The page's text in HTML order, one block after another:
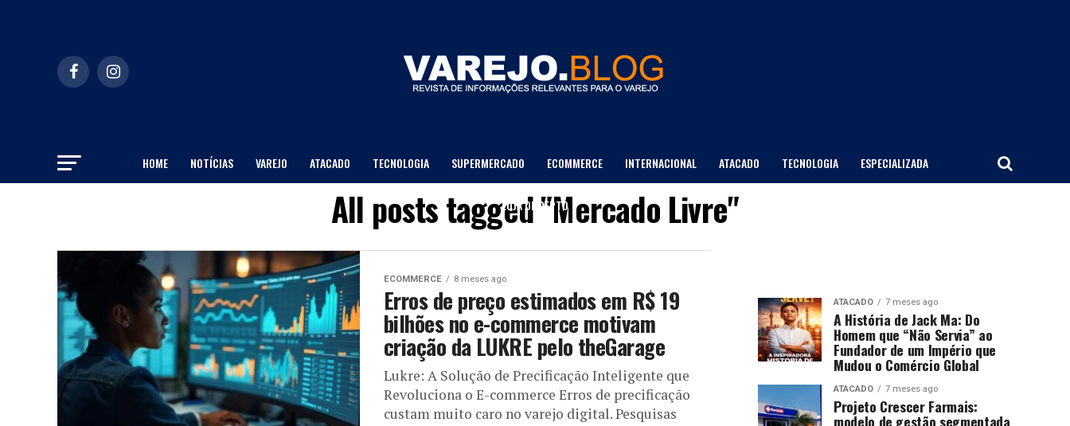
HOME NOTÍCIAS VAREJO ATACADO TECNOLOGIA SUPERMERCADO ECOMMERCE INTERNACIONAL ATACADO TECNOLOGIA ESPECIALIZADA
LOJA DE DEPTO
All posts tagged "Mercado Livre"
ECOMMERCE 8 meses ago
Erros de preço estimados em R$ 19
bilhões no e-commerce motivam
criação da LUKRE pelo theGarage
Lukre: A Solução de Precificação Inteligente que
Revoluciona o E-commerce Erros de precificação
custam muito caro no varejo digital. Pesquisas
ATACADO 7 meses ago
A História de Jack Ma: Do
Homem que “Não Servia” ao
Fundador de um Império que
Mudou o Comércio Global
ATACADO 7 meses ago
Projeto Crescer Farmais:
modelo de gestão segmentada